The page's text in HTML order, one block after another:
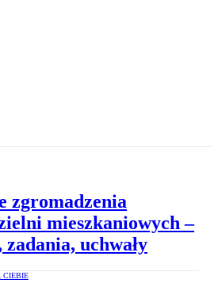
zgromadzenia
mieszkaniowych –
zadania, uchwały
CIEBIE